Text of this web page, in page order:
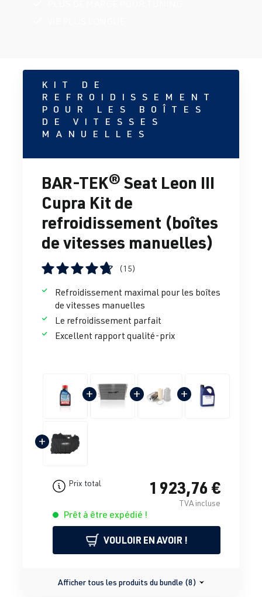
KIT DE
REFROIDISSEMENT
POUR LES BOÎTES
DE VITESSES
MANUELLES
BAR-TEK® Seat Leon III
Cupra Kit de
refroidissement (boîtes
de vitesses manuelles)
(15)
Refroidissement maximal pour les boîtes
de vitesses manuelles
Le refroidissement parfait
Excellent rapport qualité-prix
+ + +
+
Prix total 1 923,76 €
TVA incluse
Prêt à être expédié !
VOULOIR EN AVOIR !
Afficher tous les produits du bundle (8)